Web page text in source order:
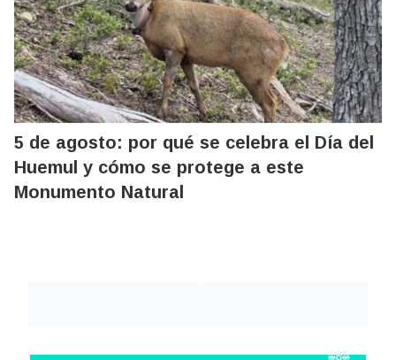
5 de agosto: por qué se celebra el Día del
Huemul y cómo se protege a este
Monumento Natural